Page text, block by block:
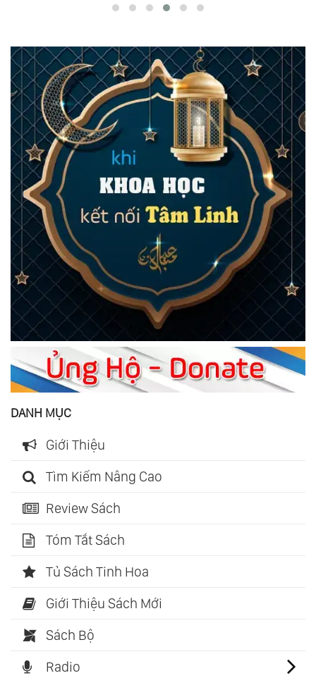
DANH MỤC
Giới Thiệu
Tìm Kiếm Nâng Cao
Review Sách
Tóm Tắt Sách
Tủ Sách Tinh Hoa
Giới Thiệu Sách Mới
Sách Bộ
Radio